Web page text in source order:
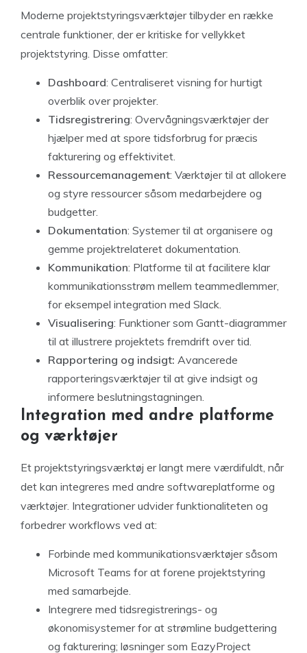
Moderne projektstyringsværktøjer tilbyder en række
centrale funktioner, der er kritiske for vellykket
projektstyring. Disse omfatter:
Dashboard: Centraliseret visning for hurtigt
overblik over projekter.
Tidsregistrering: Overvågningsværktøjer der
hjælper med at spore tidsforbrug for præcis
fakturering og effektivitet.
Ressourcemanagement: Værktøjer til at allokere
og styre ressourcer såsom medarbejdere og
budgetter.
Dokumentation: Systemer til at organisere og
gemme projektrelateret dokumentation.
Kommunikation: Platforme til at facilitere klar
kommunikationsstrøm mellem teammedlemmer,
for eksempel integration med Slack.
Visualisering: Funktioner som Gantt-diagrammer
til at illustrere projektets fremdrift over tid.
Rapportering og indsigt: Avancerede
rapporteringsværktøjer til at give indsigt og
informere beslutningstagningen.
Integration med andre platforme
og værktøjer
Et projektstyringsværktøj er langt mere værdifuldt, når
det kan integreres med andre softwareplatforme og
værktøjer. Integrationer udvider funktionaliteten og
forbedrer workflows ved at:
Forbinde med kommunikationsværktøjer såsom
Microsoft Teams for at forene projektstyring
med samarbejde.
Integrere med tidsregistrerings- og
økonomisystemer for at strømline budgettering
og fakturering; løsninger som EazyProject